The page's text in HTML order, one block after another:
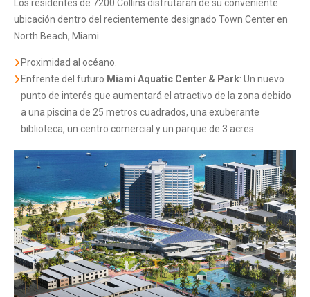
Los residentes de 7200 Collins disfrutaran de su conveniente
ubicación dentro del recientemente designado Town Center en
North Beach, Miami.
Proximidad al océano.
Enfrente del futuro Miami Aquatic Center & Park: Un nuevo
punto de interés que aumentará el atractivo de la zona debido
a una piscina de 25 metros cuadrados, una exuberante
biblioteca, un centro comercial y un parque de 3 acres.